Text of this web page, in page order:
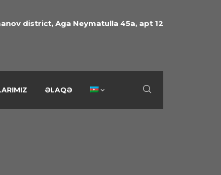
district, Aga Neymatulla 45a, apt 12
ƏLAQƏ